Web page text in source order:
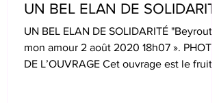
UN BEL ELAN DE SOLIDARITÉ
UN BEL ELAN DE SOLIDARITÉ "Beyrouth
mon amour 2 août 2020 18h07 ». PHOTO
DE L’OUVRAGE Cet ouvrage est le fruit